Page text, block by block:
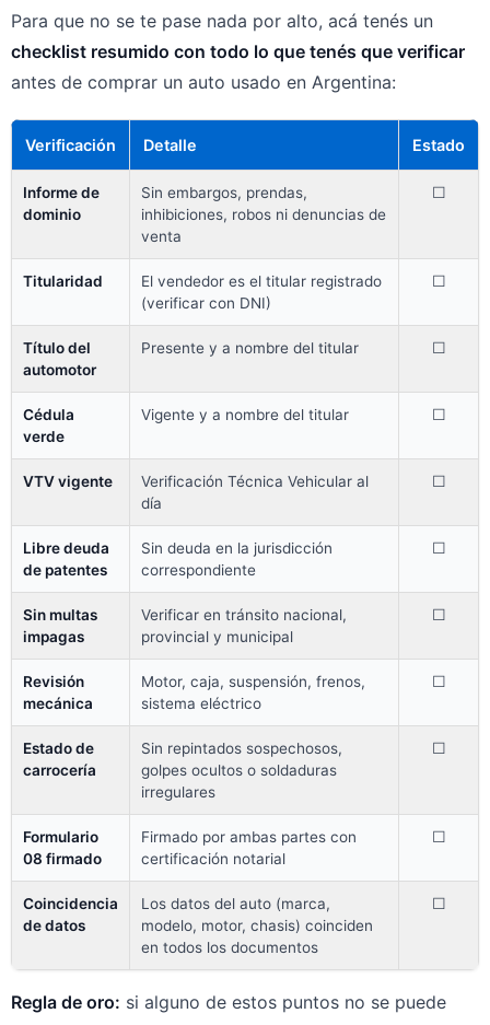
Para que no se te pase nada por alto, acá tenés un
checklist resumido con todo lo que tenés que verificar
antes de comprar un auto usado en Argentina:
Verificación Detalle Estado
Informe de
dominio
Sin embargos, prendas,
inhibiciones, robos ni denuncias de
venta
☐
Titularidad
El vendedor es el titular registrado
(verificar con DNI)
☐
Título del
automotor
Presente y a nombre del titular ☐
Cédula
verde
Vigente y a nombre del titular ☐
VTV vigente
Verificación Técnica Vehicular al
día
☐
Libre deuda
de patentes
Sin deuda en la jurisdicción
correspondiente
☐
Sin multas
impagas
Verificar en tránsito nacional,
provincial y municipal
☐
Revisión
mecánica
Motor, caja, suspensión, frenos,
sistema eléctrico
☐
Estado de
carrocería
Sin repintados sospechosos,
golpes ocultos o soldaduras
irregulares
☐
Formulario
08 firmado
Firmado por ambas partes con
certificación notarial
☐
Coincidencia
de datos
Los datos del auto (marca,
modelo, motor, chasis) coinciden
en todos los documentos
☐
Regla de oro: si alguno de estos puntos no se puede